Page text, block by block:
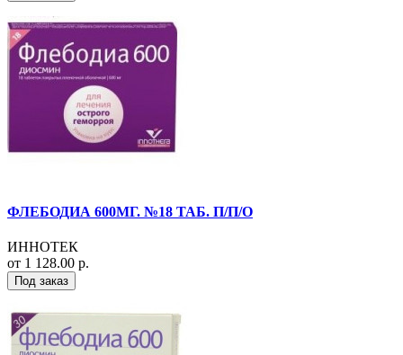
ФЛЕБОДИА 600МГ. №18 ТАБ. П/П/О
ИННОТЕК
от 1 128.00 р.
Под заказ